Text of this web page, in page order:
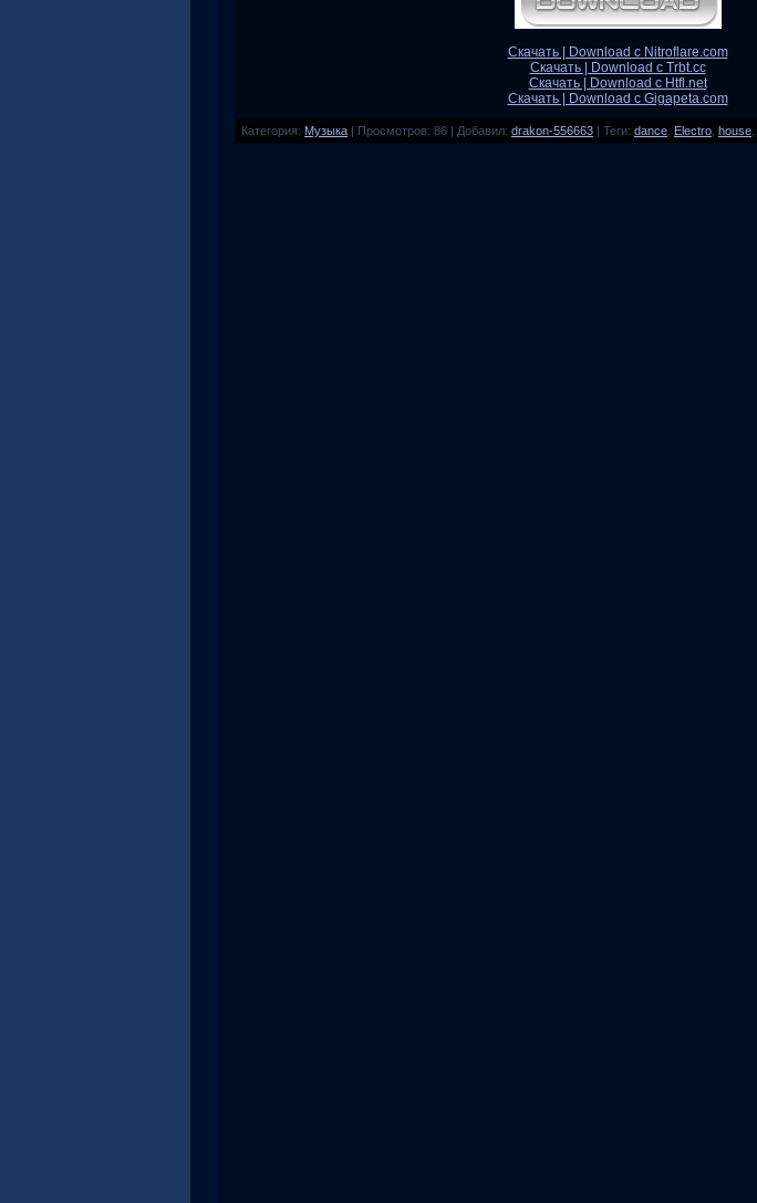
Скачать | Download с Nitroflare.com
Скачать | Download с Trbt.cc
Скачать | Download с Htfl.net
Скачать | Download с Gigapeta.com
Категория: Музыка | Просмотров: 86 | Добавил: drakon-556663 | Теги: dance Electro house